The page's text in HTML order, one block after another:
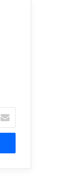
آدرس
ایمیل
خود
وارد